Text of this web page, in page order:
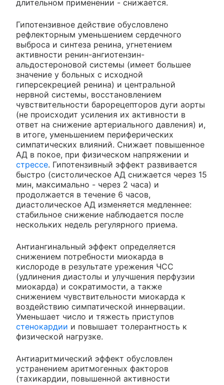
длительном применении - снижается.
Гипотензивное действие обусловлено
рефлекторным уменьшением сердечного
выброса и синтеза ренина, угнетением
активности ренин-ангиотензин-
альдостероновой системы (имеет большее
значение у больных с исходной
гиперсекрецией ренина) и центральной
нервной системы, восстановлением
чувствительности барорецепторов дуги аорты
(не происходит усиления их активности в
ответ на снижение артериального давления) и,
в итоге, уменьшением периферических
симпатических влияний. Снижает повышенное
АД в покое, при физическом напряжении и
стрессе. Гипотензивный эффект развивается
быстро (систолическое АД снижается через 15
мин, максимально - через 2 часа) и
продолжается в течение 6 часов,
диастолическое АД изменяется медленнее:
стабильное снижение наблюдается после
нескольких недель регулярного приема.
Антиангинальный эффект определяется
снижением потребности миокарда в
кислороде в результате урежения ЧСС
(удлинения диастолы и улучшения перфузии
миокарда) и сократимости, а также
снижением чувствительности миокарда к
воздействию симпатической иннервации.
Уменьшает число и тяжесть приступов
стенокардии и повышает толерантность к
физической нагрузке.
Антиаритмический эффект обусловлен
устранением аритмогенных факторов
(тахикардии, повышенной активности